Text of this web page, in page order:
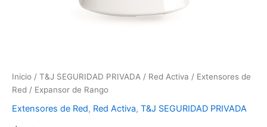
Inicio / T&J SEGURIDAD PRIVADA / Red Activa / Extensores de
Red / Expansor de Rango
Extensores de Red, Red Activa, T&J SEGURIDAD PRIVADA